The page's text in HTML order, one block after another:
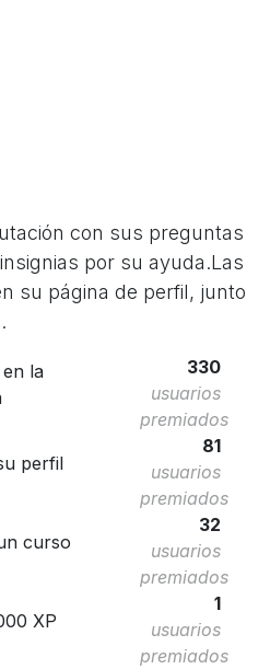
con sus preguntas
por su ayuda.Las
su página de perfil, junto
la
330
usuarios
premiados
perfil
81
usuarios
premiados
curso
32
usuarios
premiados
XP
1
usuarios
premiados